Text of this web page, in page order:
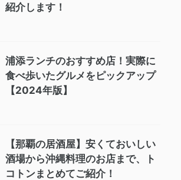
紹介します！
浦添ランチのおすすめ店！実際に
食べ歩いたグルメをピックアップ
【2024年版】
【那覇の居酒屋】安くておいしい
酒場から沖縄料理のお店まで、ト
コトンまとめてご紹介！